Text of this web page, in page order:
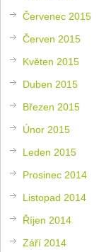
Červenec 2015
Červen 2015
Květen 2015
Duben 2015
Březen 2015
Únor 2015
Leden 2015
Prosinec 2014
Listopad 2014
Říjen 2014
Září 2014